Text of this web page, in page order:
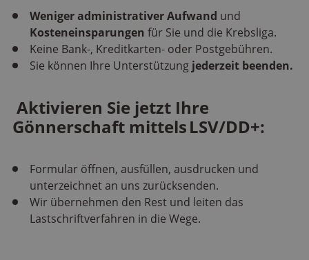
Weniger administrativer Aufwand und
Kosteneinsparungen für Sie und die Krebsliga.
Keine Bank-, Kreditkarten- oder Postgebühren.
Sie können Ihre Unterstützung jederzeit beenden.
Aktivieren Sie jetzt Ihre
Gönnerschaft mittels LSV/DD+:
Formular öffnen, ausfüllen, ausdrucken und
unterzeichnet an uns zurücksenden.
Wir übernehmen den Rest und leiten das
Lastschriftverfahren in die Wege.